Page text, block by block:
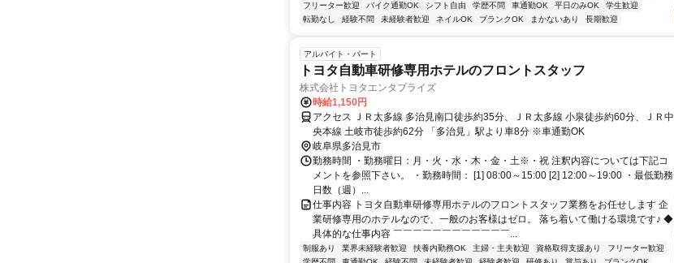
フリーター歓迎
バイク通勤OK シフト自由 学歴不問 車通勤OK 平日のみOK
学生歓迎
転勤なし
経験不問 未経験者歓迎 ネイルOK ブランクOK まかないあり 長期歓迎
アルバイト・パート
トヨタ自動車研修専用ホテルのフロントスタッフ
株式会社トヨタエンタプライズ
時給1,150円
アクセス ＪＲ太多線 多治見南口徒歩約35分、ＪＲ太多線 小泉徒歩約60分、ＪＲ中
央本線 土岐市徒歩約62分 「多治見」駅より車8分 ※車通勤OK
岐阜県多治見市
勤務時間 ・勤務曜日：月・火・水・木・金・土※・祝 注釈内容については下記コ
メントを参照下さい。 ・勤務時間： [1] 08:00～15:00 [2] 12:00～19:00 ・最低勤務
日数（週）...
仕事内容 トヨタ自動車研修専用ホテルのフロントスタッフ業務をお任せします 企
業研修専用のホテルなので、一般のお客様はゼロ。 落ち着いて働ける環境です♪ ◆
具体的な仕事内容 ￣￣￣￣￣￣￣￣￣￣￣￣...
制服あり 業界未経験者歓迎 扶養内勤務OK 主婦・主夫歓迎 資格取得支援あり
フリーター歓迎